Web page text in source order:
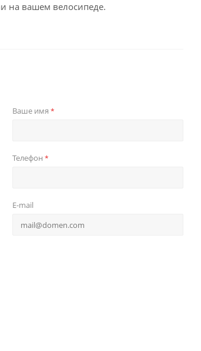
на вашем велосипеде.
Ваше имя*
Телефон*
E-mail